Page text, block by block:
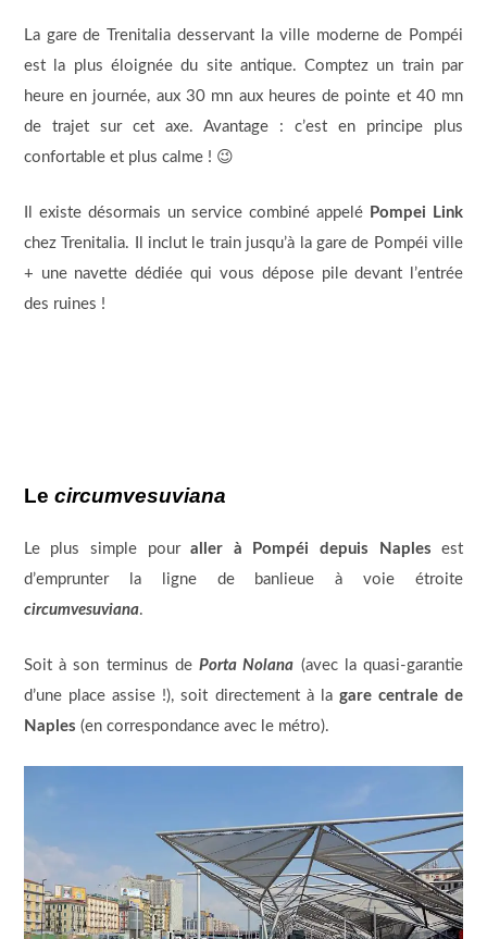
La gare de Trenitalia desservant la ville moderne de Pompéi
est la plus éloignée du site antique. Comptez un train par
heure en journée, aux 30 mn aux heures de pointe et 40 mn
de trajet sur cet axe. Avantage : c’est en principe plus
confortable et plus calme ! 😉
Il existe désormais un service combiné appelé Pompei Link
chez Trenitalia. Il inclut le train jusqu’à la gare de Pompéi ville
+ une navette dédiée qui vous dépose pile devant l’entrée
des ruines !
Le circumvesuviana
Le plus simple pouraller à Pompéi depuis Naples est
d’emprunter la ligne de banlieue à voie étroite
circumvesuviana.
Soit à son terminus dePorta Nolana (avec la quasi-garantie
d’une place assise !), soit directement à la gare centrale de
Naples (en correspondance avec le métro).